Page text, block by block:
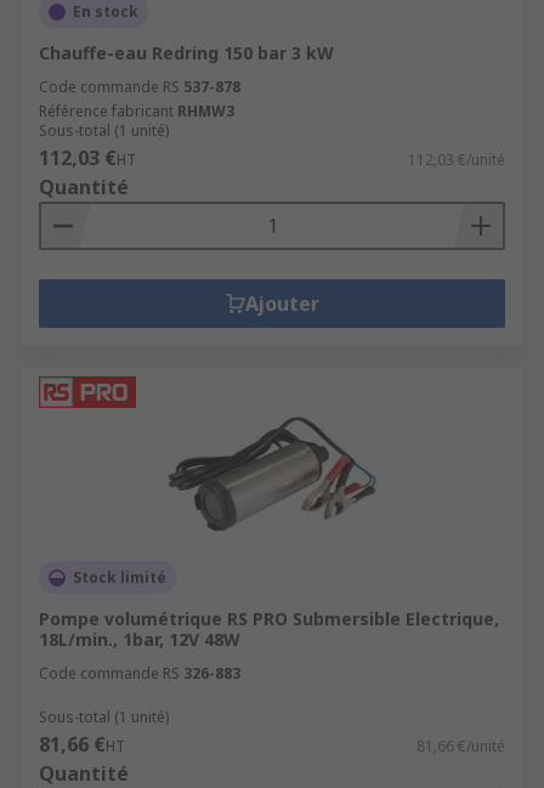
En stock
Chauffe-eau Redring 150 bar 3 kW
Code commande RS 537-878
Référence fabricant RHMW3
Sous-total (1 unité)
112,03 €HT 112,03 €/unité
Quantité
Ajouter
Stock limité
Pompe volumétrique RS PRO Submersible Electrique,
18L/min., 1bar, 12V 48W
Code commande RS 326-883
Sous-total (1 unité)
81,66 €HT 81,66 €/unité
Quantité